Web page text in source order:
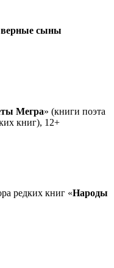
верные сыны
Мегра» (книги поэта
книг), 12+
редких книг «Народы